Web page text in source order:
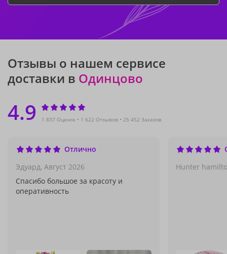
Отзывы о нашем сервисе
доставки в Одинцово
4.9 1 837 Оценок 1 622 Отзывов 25 452 Заказов
Отлично
Эдуард, Август 2026
Спасибо большое за красоту и
оперативность
Hunter